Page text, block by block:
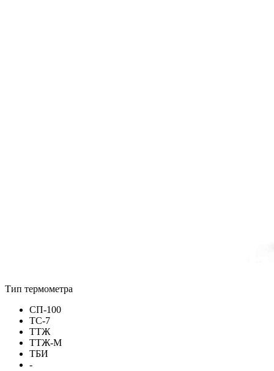
Тип термометра
СП-100
ТС-7
ТТЖ
ТТЖ-М
ТБИ
-